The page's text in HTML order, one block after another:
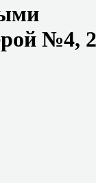
№4,